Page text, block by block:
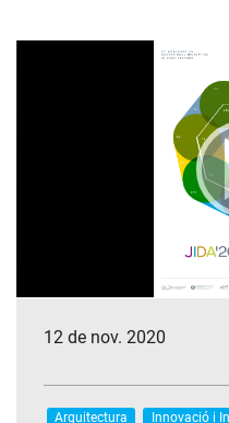
12 de nov. 2020
Arquitectura
Innovació i